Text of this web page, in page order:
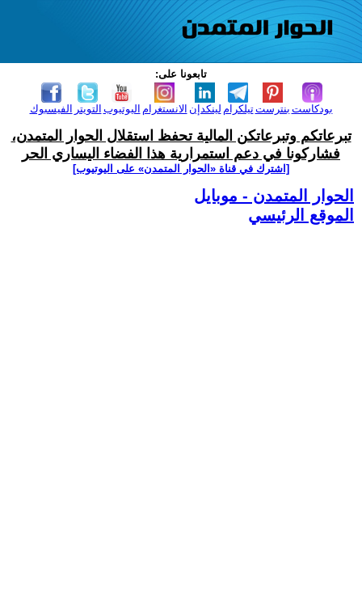
تابعونا على:
الفيسبوك التويتر اليوتيوب الانستغرام لينكدإن تيلكرامبنترست بودكاست
تبرعاتكم وتبرعاتكن المالية تحفظ استقلال الحوار المتمدن،
فشاركونا في دعم استمرارية هذا الفضاء اليساري الحر
[اشترك في قناة ‫«الحوار المتمدن» على اليوتيوب]
الحوار المتمدن - موبايل
الموقع الرئيسي